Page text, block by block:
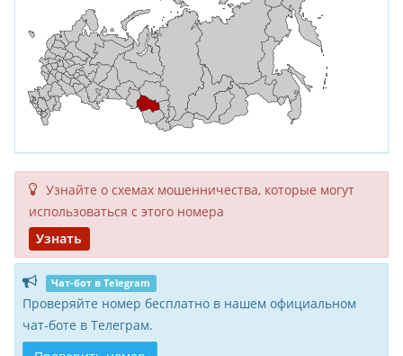
Узнайте о схемах мошенни­чества, кото­рые могут
исполь­зоваться с этого номера
Узнать
Чат-бот в Telegram
Проверяйте номер бесплатно в нашем официальном
чат-боте в Телеграм.